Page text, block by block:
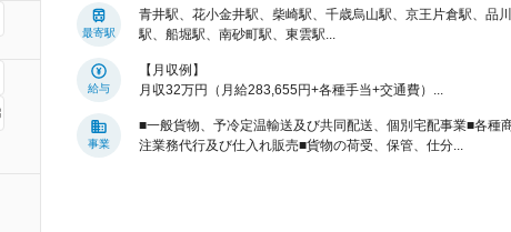
最寄駅
青井駅、花小金井駅、柴崎駅、千歳烏山駅、京王片倉駅、品
駅、船堀駅、南砂町駅、東雲駅...
給与
【月収例】
月収32万円（月給283,655円+各種手当+交通費）...
事業
■一般貨物、予冷定温輸送及び共同配送、個別宅配事業■各種
注業務代行及び仕入れ販売■貨物の荷受、保管、仕分...